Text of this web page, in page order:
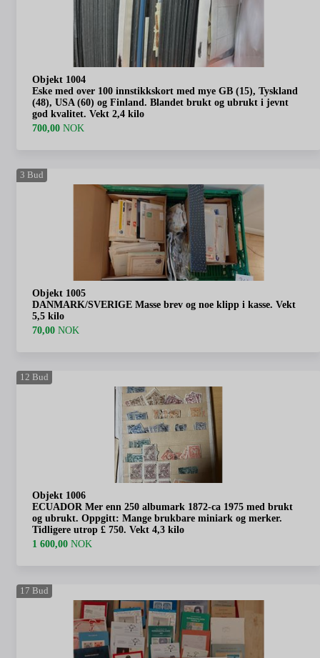
Objekt 1004
Eske med over 100 innstikkskort med mye GB (15), Tyskland
(48), USA (60) og Finland. Blandet brukt og ubrukt i jevnt
god kvalitet. Vekt 2,4 kilo
700,00 NOK
3 Bud
Objekt 1005
DANMARK/SVERIGE Masse brev og noe klipp i kasse. Vekt
5,5 kilo
70,00 NOK
12 Bud
Objekt 1006
ECUADOR Mer enn 250 albumark 1872-ca 1975 med brukt
og ubrukt. Oppgitt: Mange brukbare miniark og merker.
Tidligere utrop £ 750. Vekt 4,3 kilo
1 600,00 NOK
17 Bud